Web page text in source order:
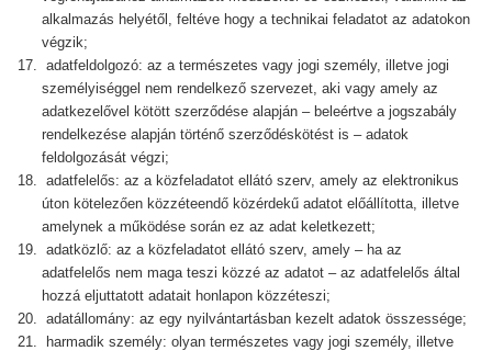
alkalmazás helyétől, feltéve hogy a technikai feladatot az adatokon
végzik;
adatfeldolgozó: az a természetes vagy jogi személy, illetve jogi
személyiséggel nem rendelkező szervezet, aki vagy amely az
adatkezelővel kötött szerződése alapján – beleértve a jogszabály
rendelkezése alapján történő szerződéskötést is – adatok
feldolgozását végzi;
adatfelelős: az a közfeladatot ellátó szerv, amely az elektronikus
úton kötelezően közzéteendő közérdekű adatot előállította, illetve
amelynek a működése során ez az adat keletkezett;
adatközlő: az a közfeladatot ellátó szerv, amely – ha az
adatfelelős nem maga teszi közzé az adatot – az adatfelelős által
hozzá eljuttatott adatait honlapon közzéteszi;
adatállomány: az egy nyilvántartásban kezelt adatok összessége;
harmadik személy: olyan természetes vagy jogi személy, illetve